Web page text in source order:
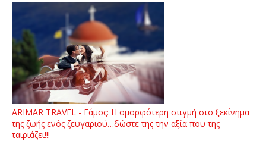
ARIMAR TRAVEL - Γάμος: Η ομορφότερη στιγμή στο ξεκίνημα
της ζωής ενός ζευγαριού…δώστε της την αξία που της
ταιριάζει!!!